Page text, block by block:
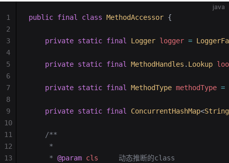
java
public final class MethodAccessor {
    private
static final Logger logger =
    private
static final MethodHandles . Lookup
    private
static final MethodType methodType =
    private
static final ConcurrentHashMap<String
    /**
     *
     *
@param cls
     动态推断的class
1
2
3
4
5
6
7
8
9
10
11
12
13